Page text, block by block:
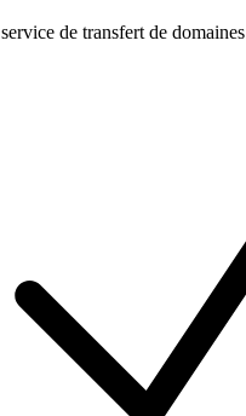
service de transfert de domaines